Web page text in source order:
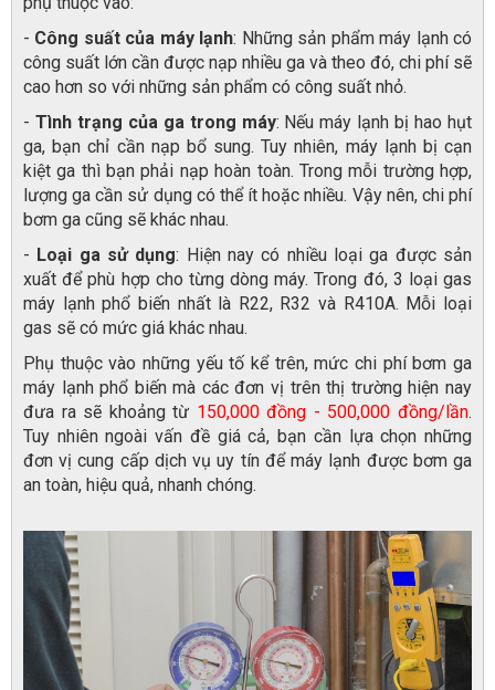
- Công suất của máy lạnh: Những sản phẩm máy lạnh có
công suất lớn cần được nạp nhiều ga và theo đó, chi phí sẽ
cao hơn so với những sản phẩm có công suất nhỏ.
- Tình trạng của ga trong máy: Nếu máy lạnh bị hao hụt
ga, bạn chỉ cần nạp bổ sung. Tuy nhiên, máy lạnh bị cạn
kiệt ga thì bạn phải nạp hoàn toàn. Trong mỗi trường hợp,
lượng ga cần sử dụng có thể ít hoặc nhiều. Vậy nên, chi phí
bơm ga cũng sẽ khác nhau.
- Loại ga sử dụng: Hiện nay có nhiều loại ga được sản
xuất để phù hợp cho từng dòng máy. Trong đó, 3 loại gas
máy lạnh phổ biến nhất là R22, R32 và R410A. Mỗi loại
gas sẽ có mức giá khác nhau.
Phụ thuộc vào những yếu tố kể trên, mức chi phí bơm ga
máy lạnh phổ biến mà các đơn vị trên thị trường hiện nay
đưa ra sẽ khoảng từ 150,000 đồng - 500,000 đồng/lần.
Tuy nhiên ngoài vấn đề giá cả, bạn cần lựa chọn những
đơn vị cung cấp dịch vụ uy tín để máy lạnh được bơm ga
an toàn, hiệu quả, nhanh chóng.